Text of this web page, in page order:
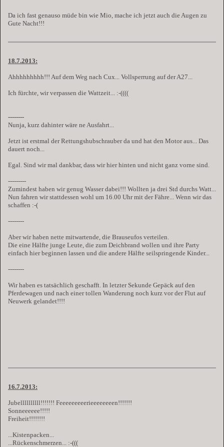
Da ich fast genauso müde bin wie Mio, mache ich jetzt auch die Augen zu
Gute Nacht!!!
18.7.2013:
Ahhhhhhhhh!!! Auf dem Weg nach Cux... Vollsperrung auf der A27...
Ich fürchte, wir verpassen die Wattzeit... :-((((
--------
Nunja, kurz dahinter wäre ne Ausfahrt...
Jetzt ist erstmal der Rettungshubschrauber da und hat den Motor aus... Das
dauert noch...
Egal. Sind wir mal dankbar, dass wir hier hinten und nicht ganz vorne sind.
---------
Zumindest haben wir genug Wasser dabei!!! Wollten ja drei Std durchs Watt...
Nun fahren wir stattdessen wohl um 16.00 Uhr mit der Fähre... Wenn wir das
schaffen :-(
--------
Aber wir haben nette mitwartende, die Brauseufos verteilen.
Die eine Hälfte junge Leute, die zum Deichbrand wollen und ihre Party
einfach hier beginnen lassen und die andere Hälfte seilspringende Kinder...
--------
Wir haben es tatsächlich geschafft. In letzter Sekunde Gepäck auf den
Pferdewagen und nach einer tollen Wanderung noch kurz vor der Flut auf
Neuwerk gelandet!!!!
16.7.2013:
Jubellllllllll!!!!!!! Feeeeeeeeerieeeeeeeen!!!!!!!
Sonneeeeee!!!!!
Freiheit!!!!!!!!
...Kistenpacken...
...Rückenschmerzen... :-(((